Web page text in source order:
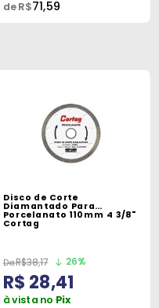
de R$71,59
Disco de Corte
Diamantado Para
Porcelanato 110mm 4 3/8"
Cortag
R$38,17 26%
R$ 28,41
à vista no Pix